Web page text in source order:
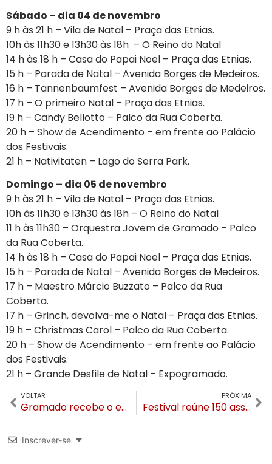
Sábado – dia 04 de novembro
9 h às 21 h – Vila de Natal – Praça das Etnias.
10h às 11h30 e 13h30 às 18h – O Reino do Natal
14 h às 18 h – Casa do Papai Noel – Praça das Etnias.
15 h – Parada de Natal – Avenida Borges de Medeiros.
16 h – Tannenbaumfest – Avenida Borges de Medeiros.
17 h – O primeiro Natal – Praça das Etnias.
19 h – Candy Bellotto – Palco da Rua Coberta.
20 h – Show de Acendimento – em frente ao Palácio
dos Festivais.
21 h – Nativitaten – Lago do Serra Park.
Domingo – dia 05 de novembro
9 h às 21 h – Vila de Natal – Praça das Etnias.
10h às 11h30 e 13h30 às 18h – O Reino do Natal
11 h às 11h30 – Orquestra Jovem de Gramado – Palco
da Rua Coberta.
14 h às 18 h – Casa do Papai Noel – Praça das Etnias.
15 h – Parada de Natal – Avenida Borges de Medeiros.
17 h – Maestro Márcio Buzzato – Palco da Rua
Coberta.
17 h – Grinch, devolva-me o Natal – Praça das Etnias.
19 h – Christmas Carol – Palco da Rua Coberta.
20 h – Show de Acendimento – em frente ao Palácio
dos Festivais.
21 h – Grande Desfile de Natal – Expogramado.
VOLTAR
Gramado recebe o espetáculo “Negra, Sim!”
PRÓXIMA
Festival reúne 150 assadores em Gramado e servirá 3 toneladas de churrasco esta semana
Inscrever-se